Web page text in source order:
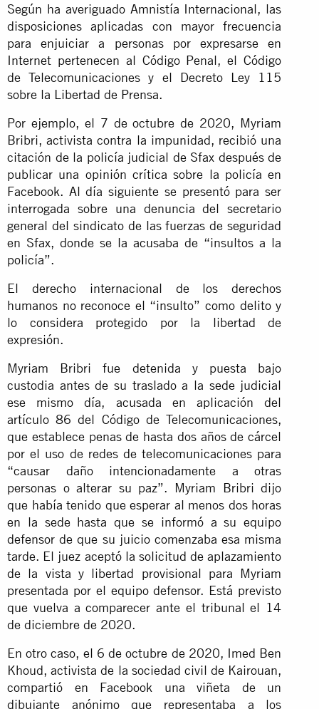
Según ha averiguado Amnistía Internacional, las
disposiciones aplicadas con mayor frecuencia
para enjuiciar a personas por expresarse en
Internet pertenecen al Código Penal, el Código
de Telecomunicaciones y el Decreto Ley 115
sobre la Libertad de Prensa.
Por ejemplo, el 7 de octubre de 2020, Myriam
Bribri, activista contra la impunidad, recibió una
citación de la policía judicial de Sfax después de
publicar una opinión crítica sobre la policía en
Facebook. Al día siguiente se presentó para ser
interrogada sobre una denuncia del secretario
general del sindicato de las fuerzas de seguridad
en Sfax, donde se la acusaba de “insultos a la
policía”.
El derecho internacional de los derechos
humanos no reconoce el “insulto” como delito y
lo considera protegido por la libertad de
expresión.
Myriam Bribri fue detenida y puesta bajo
custodia antes de su traslado a la sede judicial
ese mismo día, acusada en aplicación del
artículo 86 del Código de Telecomunicaciones,
que establece penas de hasta dos años de cárcel
por el uso de redes de telecomunicaciones para
“causar daño intencionadamente a otras
personas o alterar su paz”. Myriam Bribri dijo
que había tenido que esperar al menos dos horas
en la sede hasta que se informó a su equipo
defensor de que su juicio comenzaba esa misma
tarde. El juez aceptó la solicitud de aplazamiento
de la vista y libertad provisional para Myriam
presentada por el equipo defensor. Está previsto
que vuelva a comparecer ante el tribunal el 14
de diciembre de 2020.
En otro caso, el 6 de octubre de 2020, Imed Ben
Khoud, activista de la sociedad civil de Kairouan,
compartió en Facebook una viñeta de un
dibujante anónimo que representaba a los